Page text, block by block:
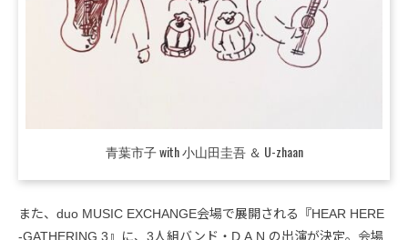
青葉市子 with 小山田圭吾 ＆ U-zhaan
また、duo MUSIC EXCHANGE会場で展開される『HEAR HERE
-GATHERING 3』に、3人組バンド・D.A.N.の出演が決定。会場